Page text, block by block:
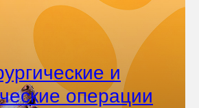
и
операции